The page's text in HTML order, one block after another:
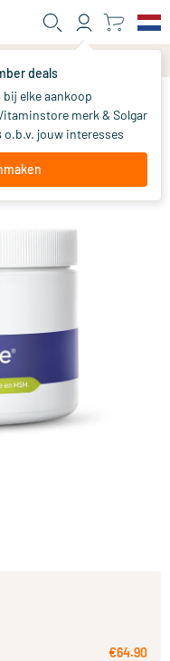
deals
bij elke aankoop
merk & Solgar
o.b.v. jouw interesses
64.
€64.90